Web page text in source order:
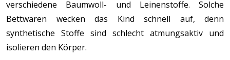
verschiedene Baumwoll- und Leinenstoffe. Solche
Bettwaren wecken das Kind schnell auf, denn
synthetische Stoffe sind schlecht atmungsaktiv und
isolieren den Körper.